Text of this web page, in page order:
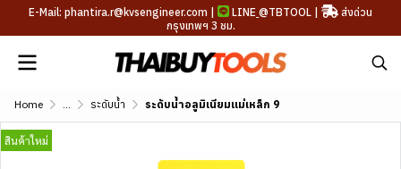
E-Mail: phantira.r@kvsengineer.com | LINE @TBTOOL |
ส่งด่วน
กรุงเทพฯ 3 ชม.
Home ... ระดับน้ำ ระดับน้ำอลูมิเนียมแม่เหล็ก 9
สินค้าใหม่